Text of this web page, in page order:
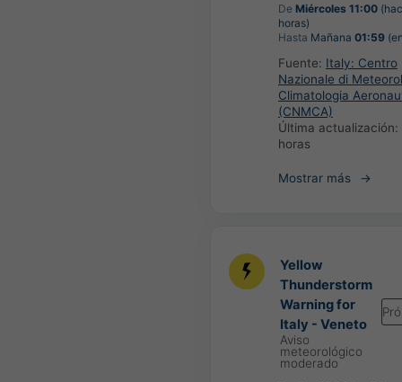
De Miércoles 11:00
horas)
Hasta Mañana 01:59
Fuente: Italy: Centro
Nazionale di
Climatologia
(CNMCA)
Última actualización:
horas
Mostrar más
Yellow
Thunderstorm
Warning for
Italy - Veneto
Aviso
meteorológico
moderado